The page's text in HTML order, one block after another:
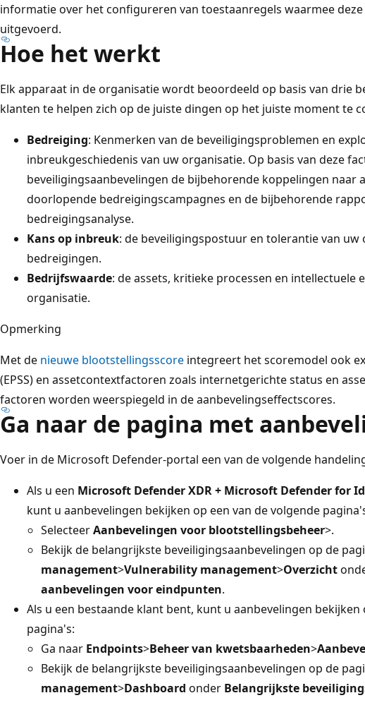
informatie over het configureren van toestaanregels waarmee
uitgevoerd.
Hoe het werkt
Elk apparaat in de organisatie wordt beoordeeld op basis van drie
klanten te helpen zich op de juiste dingen op het juiste moment te
Bedreiging: Kenmerken van de beveiligingsproblemen en
inbreukgeschiedenis van uw organisatie. Op basis van deze
beveiligingsaanbevelingen de bijbehorende koppelingen naar
doorlopende bedreigingscampagnes en de bijbehorende
bedreigingsanalyse.
Kans op inbreuk: de beveiligingspostuur en tolerantie van uw
bedreigingen.
Bedrijfswaarde: de assets, kritieke processen en intellectuele
organisatie.
Opmerking
Met de nieuwe blootstellingsscore integreert het scoremodel ook
(EPSS) en assetcontextfactoren zoals internetgerichte status en
factoren worden weerspiegeld in de aanbevelingseffectscores.
Ga naar de pagina met
Voer in de Microsoft Defender-portal een van de volgende
Als u een Microsoft Defender XDR + Microsoft Defender for
kunt u aanbevelingen bekijken op een van de volgende
SelecteerAanbevelingen voor blootstellingsbeheer>.
Bekijk de belangrijkste beveiligingsaanbevelingen op de
management>Vulnerability management>Overzicht
aanbevelingen voor eindpunten.
Als u een bestaande klant bent, kunt u aanbevelingen bekijken
pagina's:
Ga naar Endpoints>Beheer van kwetsbaarheden>
Bekijk de belangrijkste beveiligingsaanbevelingen op de
management>Dashboard onder Belangrijkste